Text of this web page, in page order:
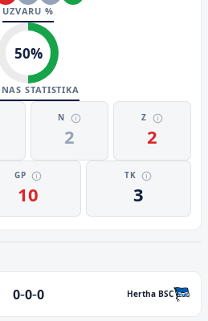
UZVARU %
50%
STATISTIKA
N
2
Z
2
GP
10
TK
3
0-0-0 Hertha BSC